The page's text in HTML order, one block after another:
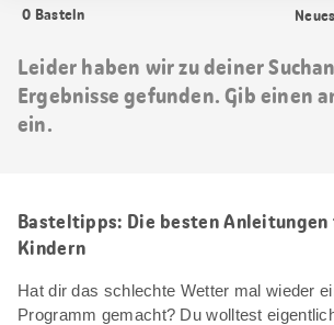
0 Basteln
Leider haben wir zu deiner
Ergebnisse gefunden. Gib einen
ein.
Basteltipps: Die besten
Kindern
Hat dir das schlechte Wetter mal wieder
Programm gemacht? Du wolltest